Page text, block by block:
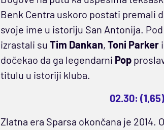
Benk Centra uskoro postati premali
svoje ime u istoriju San Antonija. Pod
izrastali su Tim Dankan, Toni Parker i
dočekao da ga legendarni Pop
titulu u istoriji kluba.
02.30:
Zlatna era Sparsa okončana je